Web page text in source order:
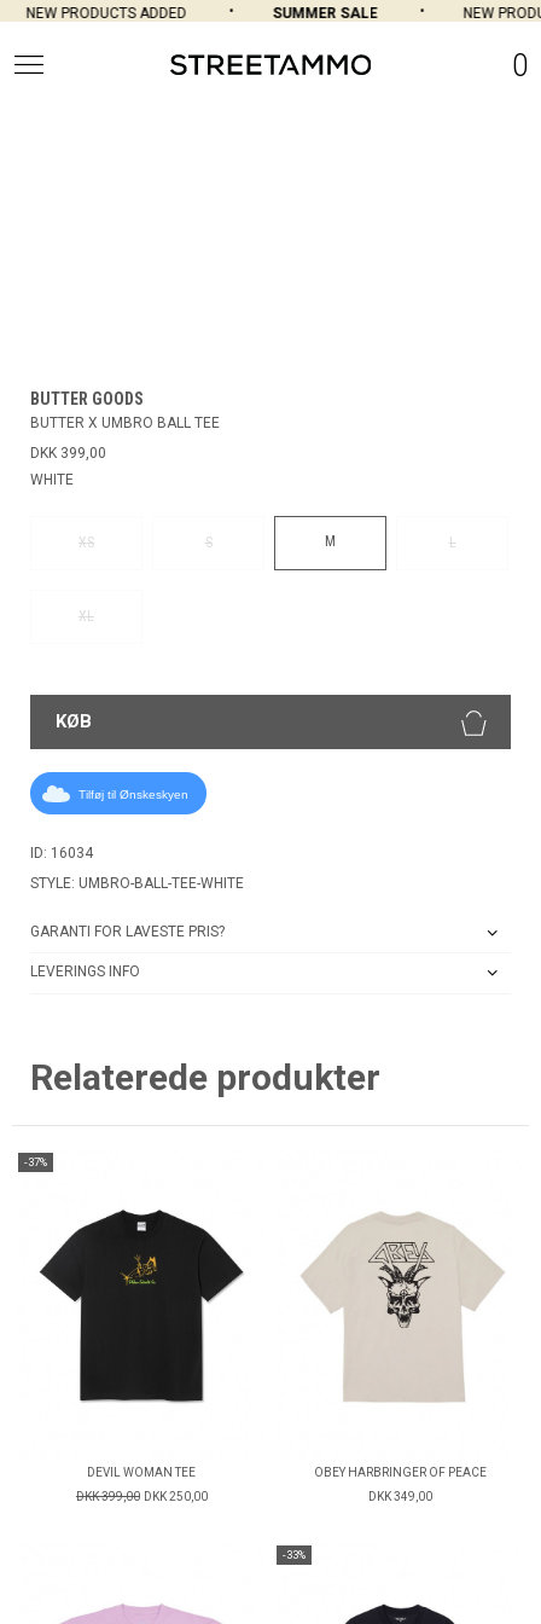
NEW PRODUCTS ADDED SUMMER SALE NEW
0
BUTTER GOODS
BUTTER X UMBRO BALL TEE
DKK 399,00
WHITE
XS S M L
XL
KØB
Tilføj til Ønskeskyen
ID: 16034
STYLE: UMBRO-BALL-TEE-WHITE
GARANTI FOR LAVESTE PRIS?
LEVERINGS INFO
Relaterede produkter
-37%
DEVIL WOMAN TEE
DKK 399,00 DKK 250,00
OBEY HARBRINGER OF PEACE
DKK 349,00
-33%